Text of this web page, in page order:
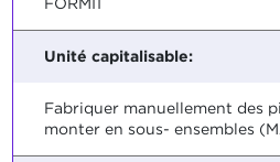
Unité capitalisable:
Fabriquer manuellement des
monter en sous- ensembles